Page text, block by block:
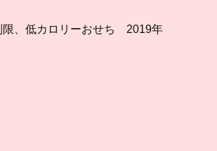
限、低カロリーおせち 2019年